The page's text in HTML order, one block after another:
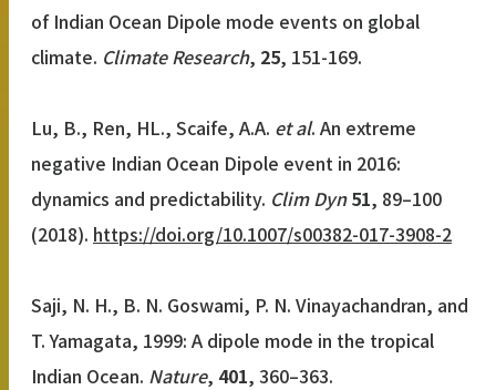
of Indian Ocean Dipole mode events on global
climate. Climate Research, 25, 151-169.
Lu, B., Ren, HL., Scaife, A.A. et al. An extreme
negative Indian Ocean Dipole event in 2016:
dynamics and predictability. Clim Dyn 51, 89–100
(2018). https://doi.org/10.1007/s00382-017-3908-2
Saji, N. H., B. N. Goswami, P. N. Vinayachandran, and
T. Yamagata, 1999: A dipole mode in the tropical
Indian Ocean. Nature, 401, 360–363.